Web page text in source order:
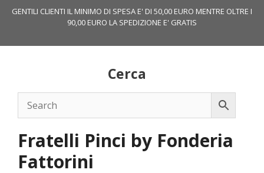
GENTILI CLIENTI IL MINIMO DI SPESA E' DI 50,00 EURO MENTRE OLTRE I
90,00 EURO LA SPEDIZIONE E' GRATIS
Cerca
Fratelli Pinci by Fonderia
Fattorini